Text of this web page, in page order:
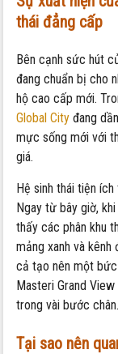
thái đẳng cấp
Bên cạnh sức hút
đang chuẩn bị cho
hộ cao cấp mới.
Global City đang
mực sống mới với
giá.
Hệ sinh thái tiện
Ngay từ bây giờ,
thấy các phân khu
mảng xanh và
cả tạo nên một
Masteri Grand
trong vài bước chân.
Tại sao nên